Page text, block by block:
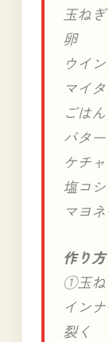
玉
卵
ウイ
マイ
ご
バタ
ケチ
塩コ
マヨ
作り方
①玉ね
イン
裂く